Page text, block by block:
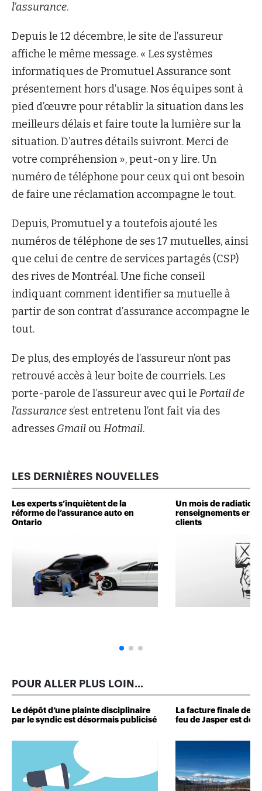
l’assurance.
Depuis le 12 décembre, le site de l’assureur
affiche le même message. « Les systèmes
informatiques de Promutuel Assurance sont
présentement hors d’usage. Nos équipes sont à
pied d’œuvre pour rétablir la situation dans les
meilleurs délais et faire toute la lumière sur la
situation. D’autres détails suivront. Merci de
votre compréhension », peut-on y lire. Un
numéro de téléphone pour ceux qui ont besoin
de faire une réclamation accompagne le tout.
Depuis, Promutuel y a toutefois ajouté les
numéros de téléphone de ses 17 mutuelles, ainsi
que celui de centre de services partagés (CSP)
des rives de Montréal. Une fiche conseil
indiquant comment identifier sa mutuelle à
partir de son contrat d’assurance accompagne le
tout.
De plus, des employés de l’assureur n’ont pas
retrouvé accès à leur boite de courriels. Les
porte-parole de l’assureur avec qui le Portail de
l’assurance s’est entretenu l’ont fait via des
adresses Gmail ou Hotmail.
LES DERNIÈRES NOUVELLES
Les experts s’inquiètent de la
réforme de l’assurance auto en
Ontario
Un mois de radiation
renseignements
clients
POUR ALLER PLUS LOIN...
Le dépôt d’une plainte disciplinaire
par le syndic est désormais publicisé
La facture finale des
feu de Jasper est